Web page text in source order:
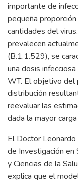
importante de
pequeña
cantidades del
prevalecen
(B.1.1.529), se
una dosis
WT. El objetivo del
distribución
reevaluar las
dada la mayor
El Doctor
de Investigación en
y Ciencias de la
explica que el